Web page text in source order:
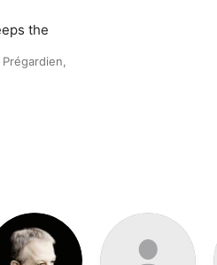
the
,